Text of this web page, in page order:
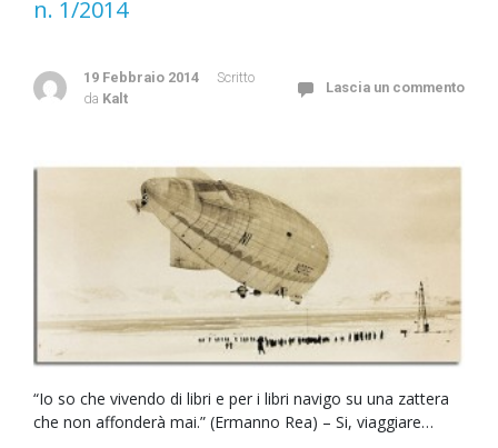
n. 1/2014
19 Febbraio 2014
Scritto
da Kalt
Lascia un commento
“Io so che vivendo di libri e per i libri navigo su una zattera
che non affonderà mai.” (Ermanno Rea) – Si, viaggiare…